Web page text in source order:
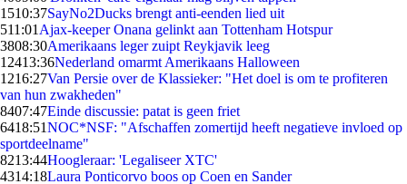
1510:37SayNo2Ducks brengt anti-eenden lied uit
511:01 Ajax-keeper Onana gelinkt aan Tottenham Hotspur
3808:30Amerikaans leger zuipt Reykjavik leeg
12413:36Nederland omarmt Amerikaans Halloween
1216:27Van Persie over de Klassieker: "Het doel is om te profiteren
van hun zwakheden"
8407:47Einde discussie: patat is geen friet
6418:51NOC*NSF: "Afschaffen zomertijd heeft negatieve invloed op
sportdeelname"
8213:44Hoogleraar: 'Legaliseer XTC'
4314:18Laura Ponticorvo boos op Coen en Sander